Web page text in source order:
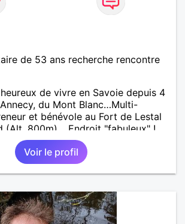
de 53 ans recherche rencontre
de vivre en Savoie depuis 4
du Mont Blanc…Multi-
et bénévole au Fort de Lestal
(Alt. 800m)… Endroit "fabuleux" !…
me trouveras !
Voir le profil